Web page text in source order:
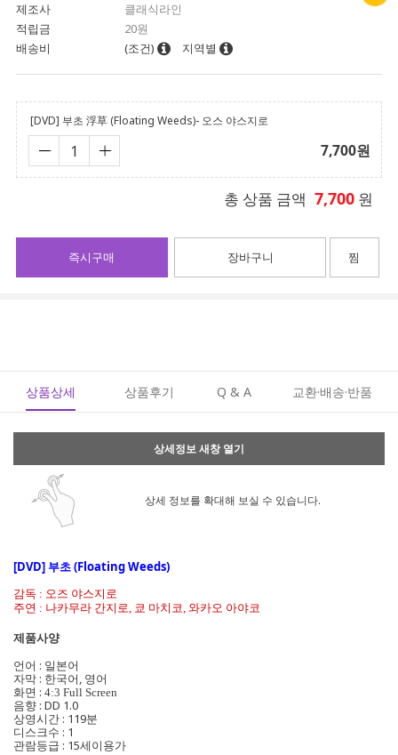
제조사
클래식라인
적립금
20원
배송비
(조건) 지역별
[DVD] 부초 浮草 (Floating Weeds)- 오스 야스지로
7,700원
총 상품 금액 7,700 원
장바구니
즉시구매 찜
상품상세 상품후기 Q & A 교환·배송·반품
상세정보 새창 열기
상세 정보를 확대해 보실 수 있습니다.
[DVD] 부초 (Floating Weeds)
감독 : 오즈 야스지로
주연 : 나카무라 간지로, 쿄 마치코, 와카오 아야코
제품사양
언어 : 일본어
자막 : 한국어, 영어
화면 : 4:3 Full Screen
음향 : DD 1.0
상영시간 : 119분
디스크수 : 1
관람등급 : 15세이용가